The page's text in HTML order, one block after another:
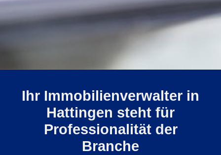
Ihr Immobilienverwalter in
Hattingen steht für
Professionalität der
Branche